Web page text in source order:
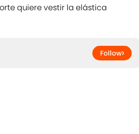
quiere vestir la elástica
Follow